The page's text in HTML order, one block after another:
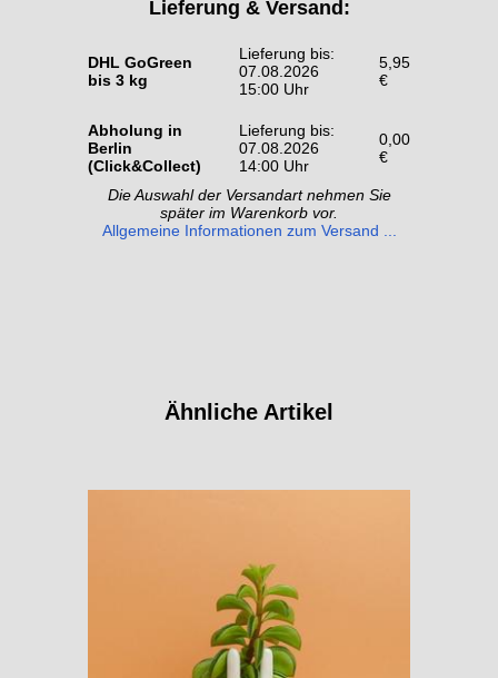
Lieferung & Versand:
DHL GoGreen
bis 3 kg
Lieferung bis:
07.08.2026
15:00 Uhr
5,95
€
Abholung in
Berlin
(Click&Collect)
Lieferung bis:
07.08.2026
14:00 Uhr
0,00
€
Die Auswahl der Versandart nehmen Sie
später im Warenkorb vor.
Allgemeine Informationen zum Versand ...
Ähnliche Artikel